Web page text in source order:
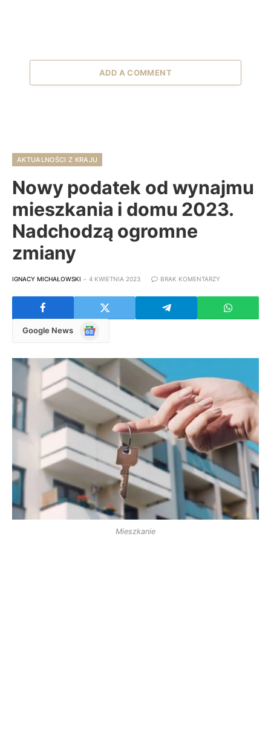
ADD A COMMENT
AKTUALNOŚCI Z KRAJU
Nowy podatek od wynajmu
mieszkania i domu 2023.
Nadchodzą ogromne
zmiany
IGNACY MICHAŁOWSKI 4 KWIETNIA 2023 BRAK KOMENTARZY
Google News
Google
Mieszkanie